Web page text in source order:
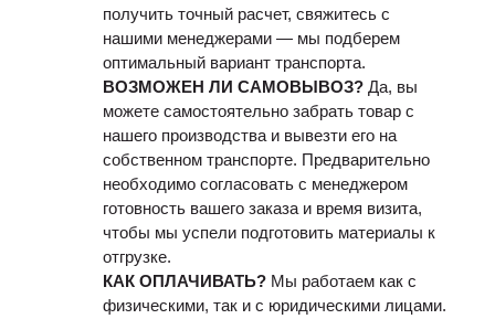
получить точный расчет, свяжитесь с
нашими менеджерами — мы подберем
оптимальный вариант транспорта.
ВОЗМОЖЕН ЛИ САМОВЫВОЗ? Да, вы
можете самостоятельно забрать товар с
нашего производства и вывезти его на
собственном транспорте. Предварительно
необходимо согласовать с менеджером
готовность вашего заказа и время визита,
чтобы мы успели подготовить материалы к
отгрузке.
КАК ОПЛАЧИВАТЬ? Мы работаем как с
физическими, так и с юридическими лицами.